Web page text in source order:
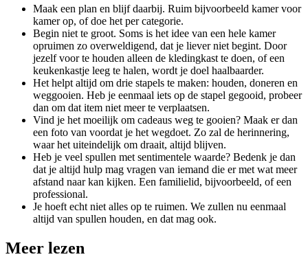
Maak een plan en blijf daarbij. Ruim bijvoorbeeld kamer voor
kamer op, of doe het per categorie.
Begin niet te groot. Soms is het idee van een hele kamer
opruimen zo overweldigend, dat je liever niet begint. Door
jezelf voor te houden alleen de kledingkast te doen, of een
keukenkastje leeg te halen, wordt je doel haalbaarder.
Het helpt altijd om drie stapels te maken: houden, doneren en
weggooien. Heb je eenmaal iets op de stapel gegooid, probeer
dan om dat item niet meer te verplaatsen.
Vind je het moeilijk om cadeaus weg te gooien? Maak er dan
een foto van voordat je het wegdoet. Zo zal de herinnering,
waar het uiteindelijk om draait, altijd blijven.
Heb je veel spullen met sentimentele waarde? Bedenk je dan
dat je altijd hulp mag vragen van iemand die er met wat meer
afstand naar kan kijken. Een familielid, bijvoorbeeld, of een
professional.
Je hoeft echt niet alles op te ruimen. We zullen nu eenmaal
altijd van spullen houden, en dat mag ook.
Meer lezen